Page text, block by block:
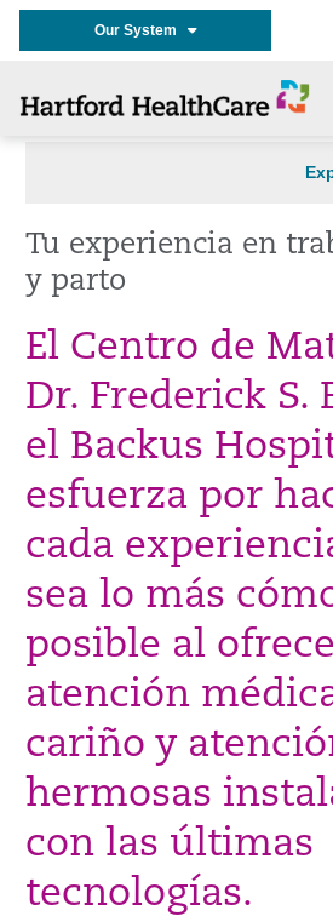
Our System
Tu experiencia en
y parto
El Centro de
Dr. Frederick S.
el Backus
esfuerza por
cada
sea lo más
posible al
atención
cariño y
hermosas
con las últimas
tecnologías.